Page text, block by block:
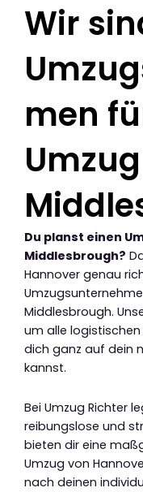
Wir
men
Du planst einen
Middlesbrough?
Hannover genau
Middlesbrough.
um alle
dich ganz auf dein
kannst.
Bei Umzug Richter
reibungslose und
bieten dir eine
Umzug von
nach deinen